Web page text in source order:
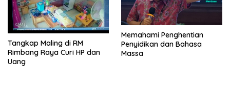
Tangkap Maling di RM
Rimbang Raya Curi HP dan
Uang
Memahami Penghentian
Penyidikan dan Bahasa
Massa